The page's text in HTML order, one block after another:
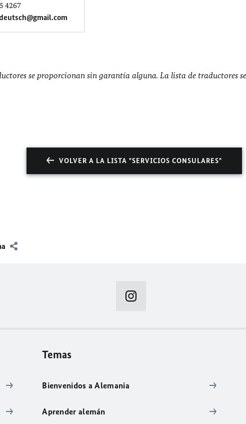
4267
se proporcionan sin garantía alguna. La lista de traductores se
VOLVER A LA LISTA "SERVICIOS CONSULARES"
Temas
Bienvenidos a Alemania
Aprender alemán